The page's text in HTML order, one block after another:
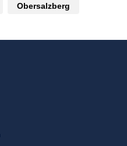
Obersalzberg